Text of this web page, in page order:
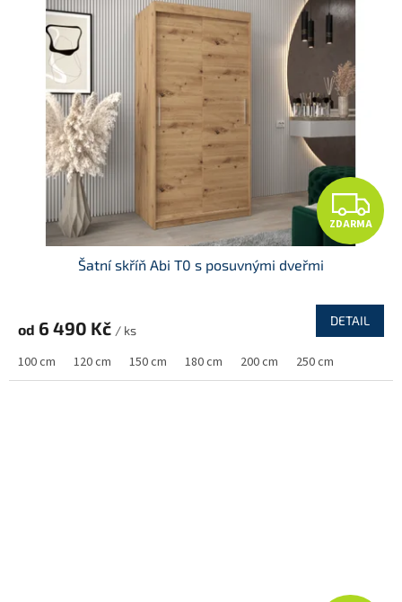
Z
D
R
A
ZDARMA
Šatní skříň Abi T0 s posuvnými dveřmi
od 6 490 Kč / ks
DETAIL
100 cm 120 cm 150 cm 180 cm 200 cm 250 cm